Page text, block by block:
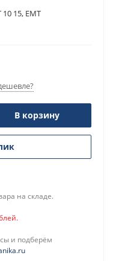
15, EMT
В корзину
на складе.
и подберём